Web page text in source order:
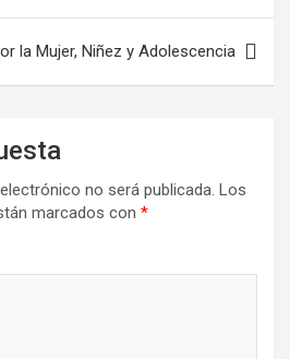
la Mujer, Niñez y Adolescencia
no será publicada. Los
marcados con *